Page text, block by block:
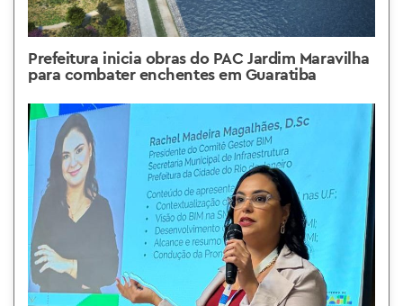
Prefeitura inicia obras do PAC Jardim Maravilha
para combater enchentes em Guaratiba